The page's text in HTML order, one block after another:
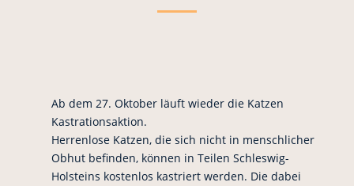
Ab dem 27. Oktober läuft wieder die Katzen
Kastrationsaktion.
Herrenlose Katzen, die sich nicht in menschlicher
Obhut befinden, können in Teilen Schleswig-
Holsteins kostenlos kastriert werden. Die dabei